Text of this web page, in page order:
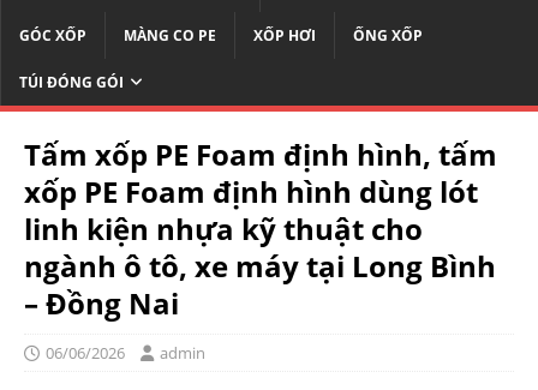
GÓC XỐP MÀNG CO PE XỐP HƠI ỐNG XỐP
TÚI ĐÓNG GÓI
Tấm xốp PE Foam định hình, tấm
xốp PE Foam định hình dùng lót
linh kiện nhựa kỹ thuật cho
ngành ô tô, xe máy tại Long Bình
– Đồng Nai
06/06/2026 admin